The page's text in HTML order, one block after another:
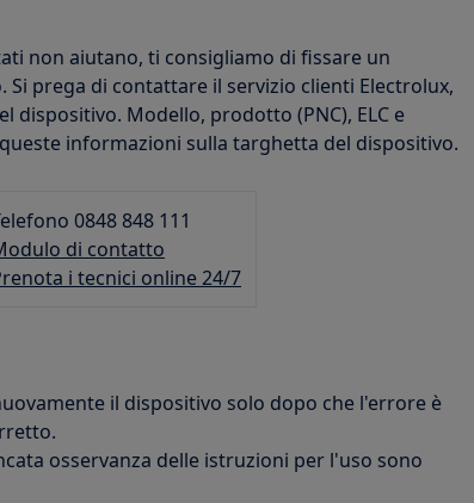
non aiutano, ti consigliamo di fissare un
prega di contattare il servizio clienti Electrolux,
dispositivo. Modello, prodotto (PNC), ELC e
informazioni sulla targhetta del dispositivo.
0848 848 111
di contatto
i tecnici online 24/7
il dispositivo solo dopo che l'errore è
osservanza delle istruzioni per l'uso sono